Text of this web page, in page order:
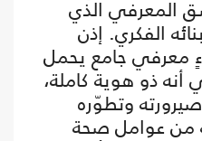
المعرفي الذي
الفكري. إذن
معرفي جامع يحمل
ذو هوية كاملة،
وتطوّره
من عوامل صحة